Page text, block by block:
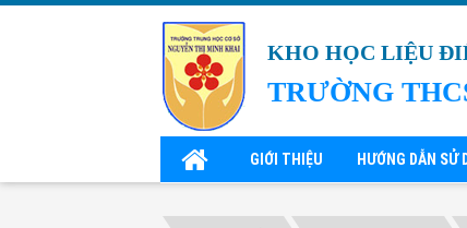
KHO HỌC LIỆU
TRƯỜNG
GIỚI THIỆU HƯỚNG DẪN SỬ